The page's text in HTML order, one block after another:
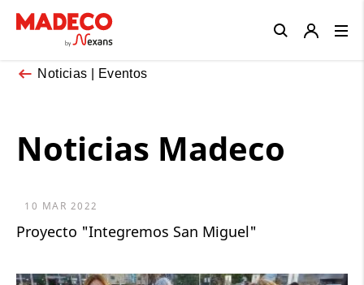
Noticias | Eventos
Noticias Madeco
10 MAR 2022
Proyecto "Integremos San Miguel"
Close